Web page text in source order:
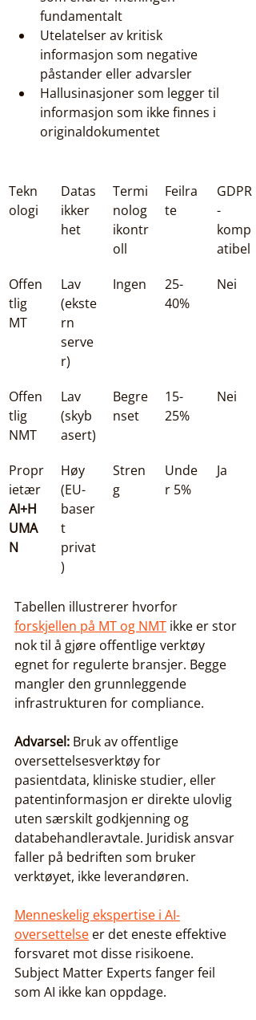
fundamentalt
Utelatelser av kritisk
informasjon som negative
påstander eller advarsler
Hallusinasjoner som legger til
informasjon som ikke finnes i
originaldokumentet
Tekn
ologi
Datas
ikker
het
Termi
nolog
ikontr
oll
Feilra
te
GDPR
-
komp
atibel
Offen
tlig
MT
Lav
(ekste
rn
serve
r)
Ingen
25-
40%
Nei
Offen
tlig
NMT
Lav
(skyb
asert)
Begre
nset
15-
25%
Nei
Propr
ietær
AI+H
UMA
N
Høy
(EU-
baser
t
privat
)
Stren
g
Unde
r 5%
Ja
Tabellen illustrerer hvorfor
forskjellen på MT og NMT ikke er stor
nok til å gjøre offentlige verktøy
egnet for regulerte bransjer. Begge
mangler den grunnleggende
infrastrukturen for compliance.
Advarsel: Bruk av offentlige
oversettelsesverktøy for
pasientdata, kliniske studier, eller
patentinformasjon er direkte ulovlig
uten særskilt godkjenning og
databehandleravtale. Juridisk ansvar
faller på bedriften som bruker
verktøyet, ikke leverandøren.
Menneskelig ekspertise i AI-
oversettelse er det eneste effektive
forsvaret mot disse risikoene.
Subject Matter Experts fanger feil
som AI ikke kan oppdage.